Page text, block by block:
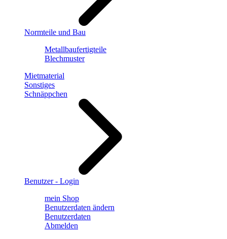
Normteile und Bau
Metallbaufertigteile
Blechmuster
Mietmaterial
Sonstiges
Schnäppchen
Benutzer - Login
mein Shop
Benutzerdaten ändern
Benutzerdaten
Abmelden